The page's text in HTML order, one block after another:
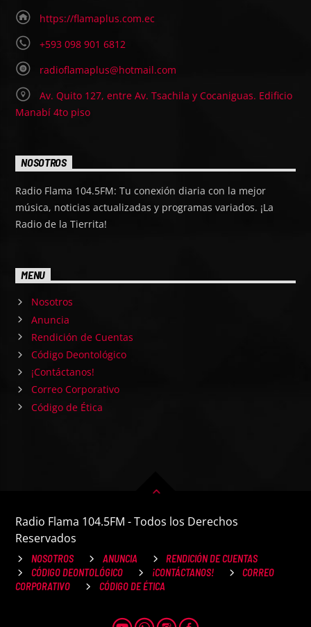
https://flamaplus.com.ec
+593 098 901 6812
radioflamaplus@hotmail.com
Av. Quito 127, entre Av. Tsachila y Cocaniguas. Edificio
Manabí 4to piso
NOSOTROS
Radio Flama 104.5FM: Tu conexión diaria con la mejor
música, noticias actualizadas y programas variados. ¡La
Radio de la Tierrita!
MENU
Nosotros
Anuncia
Rendición de Cuentas
Código Deontológico
¡Contáctanos!
Correo Corporativo
Código de Ética
Radio Flama 104.5FM - Todos los Derechos
Reservados
NOSOTROS ANUNCIA
RENDICIÓN DE CUENTAS
CÓDIGO DEONTOLÓGICO
¡CONTÁCTANOS!
CORREO
CORPORATIVO
CÓDIGO DE ÉTICA